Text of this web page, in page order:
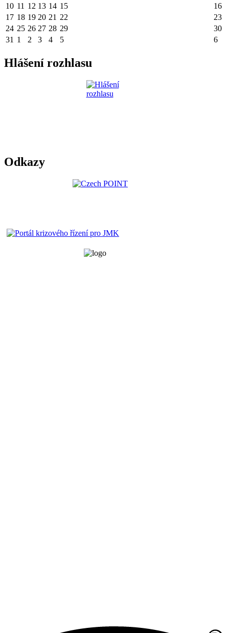
10 11 12 13 14 15
16
17 18 19 20 21 22
23
24 25 26 27 28 29
30
31 1 2 3 4 5 6
Hlášení rozhlasu
Odkazy